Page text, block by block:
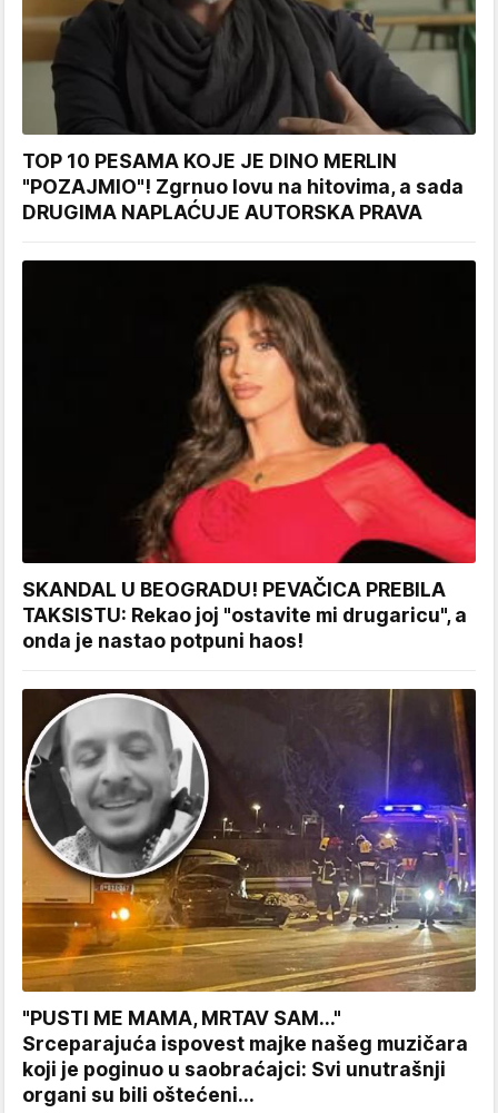
TOP 10 PESAMA KOJE JE DINO MERLIN
"POZAJMIO"! Zgrnuo lovu na hitovima, a sada
DRUGIMA NAPLAĆUJE AUTORSKA PRAVA
SKANDAL U BEOGRADU! PEVAČICA PREBILA
TAKSISTU: Rekao joj "ostavite mi drugaricu", a
onda je nastao potpuni haos!
"PUSTI ME MAMA, MRTAV SAM..."
Srceparajuća ispovest majke našeg muzičara
koji je poginuo u saobraćajci: Svi unutrašnji
organi su bili oštećeni...